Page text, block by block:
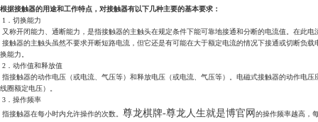
根据接触器的用途和工作特点，对接触器有以下几种主要的基本要求：
1．切换能力
又称开闭能力、通断能力，是指接触器的主触头在规定条件下能可靠地接通和分断的电流值。在此
接触器的主触头虽然不要求开断短路电流，但它还是有可能在大于额定电流的情况下接通或切断负
换能力。
2．动作值和释放值
指接触器的动作电压（或电流、气压等）和释放电压（或电流、气压等）。电磁式接触器的动作电
线圈额定电压）。
3．操作频率
指接触器在每小时内允许操作的次数。 尊龙棋牌-尊龙人生就是博官网 的操作频率越高，